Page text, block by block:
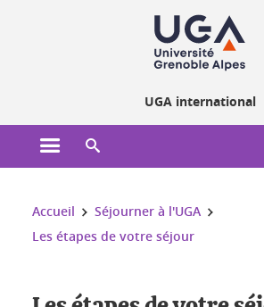
UGA international
Ouvrir le menu principal
Vous êtes ici :
Accueil
Séjourner à l'UGA
Les étapes de votre séjour